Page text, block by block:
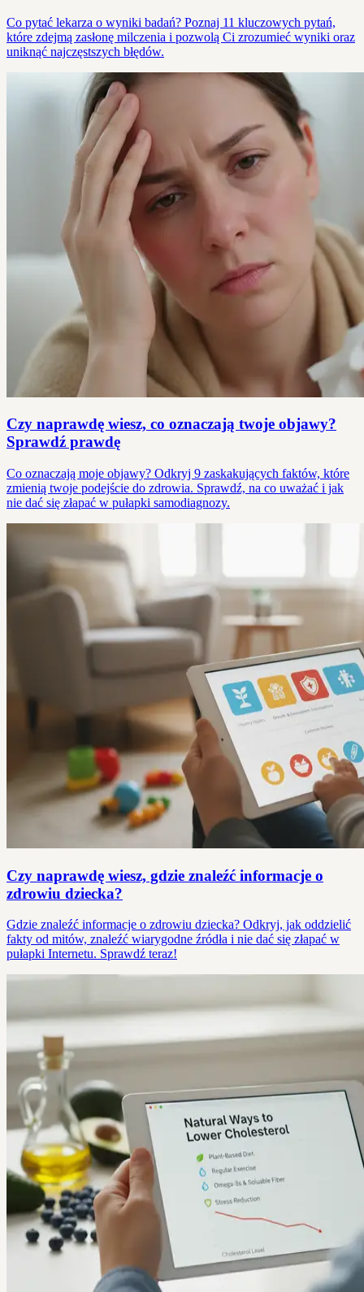
Co pytać lekarza o wyniki badań? Poznaj 11 kluczowych pytań,
które zdejmą zasłonę milczenia i pozwolą Ci zrozumieć wyniki oraz
uniknąć najczęstszych błędów.
Czy naprawdę wiesz, co oznaczają twoje objawy?
Sprawdź prawdę
Co oznaczają moje objawy? Odkryj 9 zaskakujących faktów, które
zmienią twoje podejście do zdrowia. Sprawdź, na co uważać i jak
nie dać się złapać w pułapki samodiagnozy.
Czy naprawdę wiesz, gdzie znaleźć informacje o
zdrowiu dziecka?
Gdzie znaleźć informacje o zdrowiu dziecka? Odkryj, jak oddzielić
fakty od mitów, znaleźć wiarygodne źródła i nie dać się złapać w
pułapki Internetu. Sprawdź teraz!